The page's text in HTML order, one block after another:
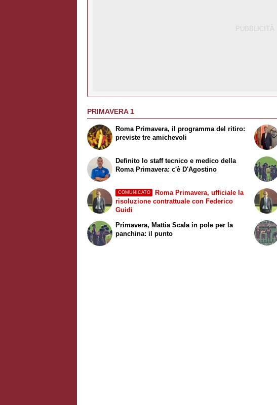
PRIMAVERA 1
Roma Primavera, il programma del ritiro:
previste tre amichevoli
Definito lo staff tecnico e medico della
Roma Primavera: c'è D'Agostino
COMUNICATO
Roma Primavera, ufficiale la
risoluzione contrattuale con Federico
Guidi
Primavera, Mattia Scala in pole per la
panchina: il punto